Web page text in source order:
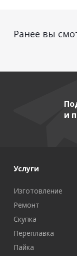
Ранее вы
и
Услуги
Изготовление
Ремонт
Скупка
Переплавка
Пайка